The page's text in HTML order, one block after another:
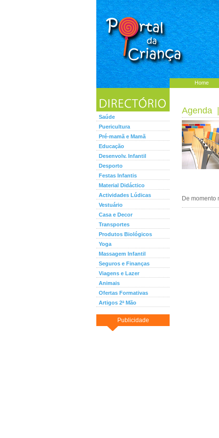
Home
Saúde
Puericultura
Pré-mamã e Mamã
Educação
Desenvolv. Infantil
Desporto
Festas Infantis
Material Didáctico
Actividades Lúdicas
Vestuário
Casa e Decor
Transportes
Produtos Biológicos
Yoga
Massagem Infantil
Seguros e Finanças
Viagens e Lazer
Animais
Ofertas Formativas
Artigos 2ª Mão
Publicidade
Agenda
De momento